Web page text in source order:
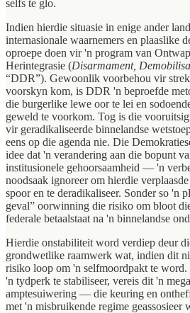
selfs te glo.
Indien hierdie situasie in enige ander
internasionale waarnemers en plaaslike
oproepe doen vir 'n program van
Herintegrasie (Disarmament,
“DDR”). Gewoonlik voorbehou vir
voorskyn kom, is DDR 'n beproefde
die burgerlike lewe oor te lei en
geweld te voorkom. Tog is die
vir geradikaliseerde binnelandse
eens op die agenda nie. Die
idee dat 'n verandering aan die bopunt
institusionele gehoorsaamheid — 'n
noodsaak ignoreer om hierdie
spoor en te deradikaliseer. Sonder so 'n
geval” oorwinning die risiko om bloot
federale betaalstaat na 'n binnelandse
Hierdie onstabiliteit word verdiep deur
grondwetlike raamwerk wat, indien dit
risiko loop om 'n selfmoordpakt te
'n tydperk te stabiliseer, vereis dit 'n
amptesuiwering — die keuring en
met 'n misbruikende regime geassosieer